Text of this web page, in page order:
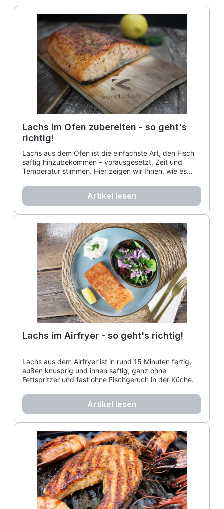
Lachs im Ofen zubereiten - so geht's
richtig!
Lachs aus dem Ofen ist die einfachste Art, den Fisch
saftig hinzubekommen – vorausgesetzt, Zeit und
Temperatur stimmen. Hier zeigen wir Ihnen, wie es
Artikel lesen
Lachs im Airfryer - so geht's richtig!
Lachs aus dem Airfryer ist in rund 15 Minuten fertig,
außen knusprig und innen saftig, ganz ohne
Fettspritzer und fast ohne Fischgeruch in der Küche.
Artikel lesen